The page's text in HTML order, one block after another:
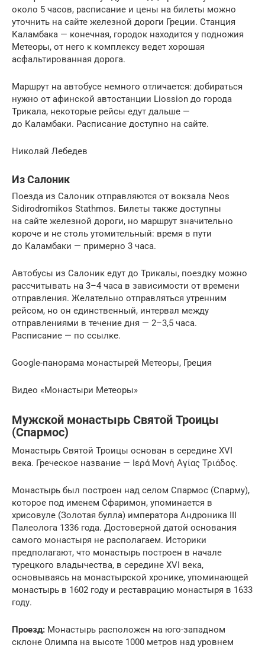
около 5 часов, расписание и цены на билеты можно
уточнить на сайте железной дороги Греции. Станция
Каламбака — конечная, городок находится у подножия
Метеоры, от него к комплексу ведет хорошая
асфальтированная дорога.
Маршрут на автобусе немного отличается: добираться
нужно от афинской автостанции Liossion до города
Трикала, некоторые рейсы едут дальше —
до Каламбаки. Расписание доступно на сайте.
Николай Лебедев
Из Салоник
Поезда из Салоник отправляются от вокзала Neos
Sidirodromikos Stathmos. Билеты также доступны
на сайте железной дороги, но маршрут значительно
короче и не столь утомительный: время в пути
до Каламбаки — примерно 3 часа.
Автобусы из Салоник едут до Трикалы, поездку можно
рассчитывать на 3–4 часа в зависимости от времени
отправления. Желательно отправляться утренним
рейсом, но он единственный, интервал между
отправлениями в течение дня — 2–3,5 часа.
Расписание — по ссылке.
Google-панорама монастырей Метеоры, Греция
Видео «Монастыри Метеоры»
Мужской монастырь Святой Троицы
(Спармос)
Монастырь Святой Троицы основан в середине XVI
века. Греческое название — Ιερά Μονή Αγίας Τριάδος.
Монастырь был построен над селом Спармос (Спарму),
которое под именем Сфаримон, упоминается в
хрисовуле (Золотая булла) императора Андроника III
Палеолога 1336 года. Достоверной датой основания
самого монастыря не располагаем. Историки
предполагают, что монастырь построен в начале
турецкого владычества, в середине XVI века,
основываясь на монастырской хронике, упоминающей
монастырь в 1602 году и реставрацию монастыря в 1633
году.
Проезд: Монастырь расположен на юго-западном
склоне Олимпа на высоте 1000 метров над уровнем